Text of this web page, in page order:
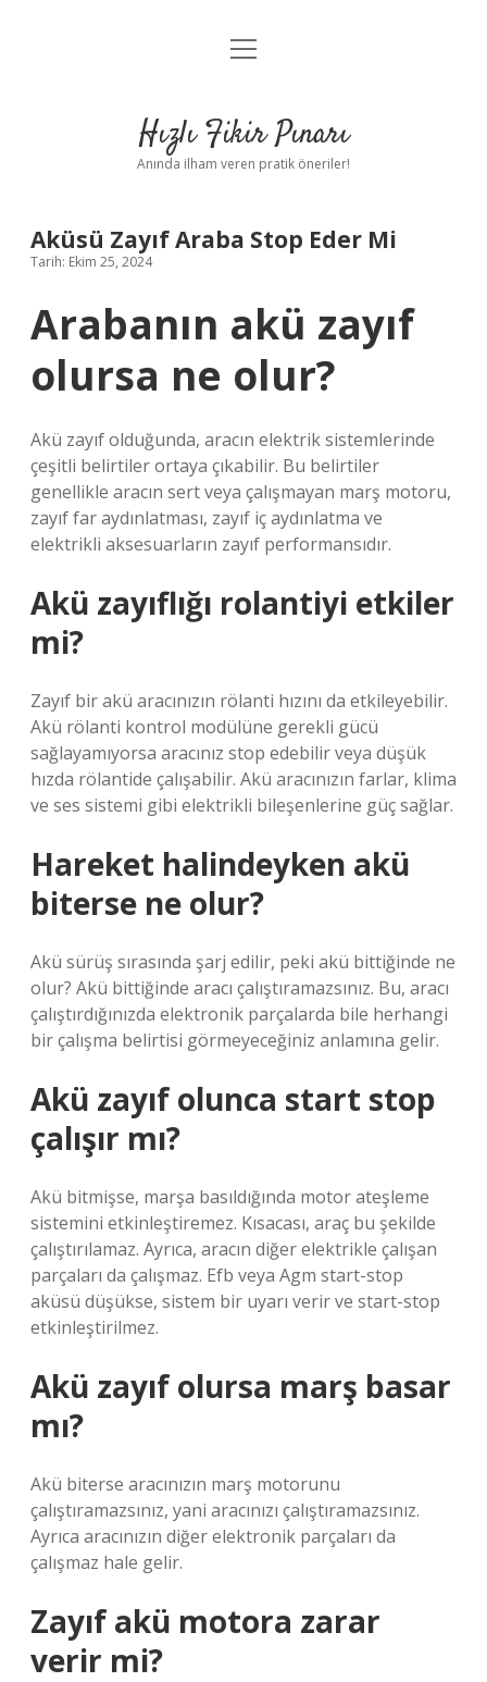
Anasayfa
Yasal Uyarı
menüyü
Hızlı Fikir Pınarı
Anında ilham veren pratik öneriler!
Aküsü Zayıf Araba Stop Eder Mi
Tarih: Ekim 25, 2024
Arabanın akü zayıf
olursa ne olur?
Akü zayıf olduğunda, aracın elektrik sistemlerinde
çeşitli belirtiler ortaya çıkabilir. Bu belirtiler
genellikle aracın sert veya çalışmayan marş motoru,
zayıf far aydınlatması, zayıf iç aydınlatma ve
elektrikli aksesuarların zayıf performansıdır.
Akü zayıflığı rolantiyi etkiler
mi?
Zayıf bir akü aracınızın rölanti hızını da etkileyebilir.
Akü rölanti kontrol modülüne gerekli gücü
sağlayamıyorsa aracınız stop edebilir veya düşük
hızda rölantide çalışabilir. Akü aracınızın farlar, klima
ve ses sistemi gibi elektrikli bileşenlerine güç sağlar.
Hareket halindeyken akü
biterse ne olur?
Akü sürüş sırasında şarj edilir, peki akü bittiğinde ne
olur? Akü bittiğinde aracı çalıştıramazsınız. Bu, aracı
çalıştırdığınızda elektronik parçalarda bile herhangi
bir çalışma belirtisi görmeyeceğiniz anlamına gelir.
Akü zayıf olunca start stop
çalışır mı?
Akü bitmişse, marşa basıldığında motor ateşleme
sistemini etkinleştiremez. Kısacası, araç bu şekilde
çalıştırılamaz. Ayrıca, aracın diğer elektrikle çalışan
parçaları da çalışmaz. Efb veya Agm start-stop
aküsü düşükse, sistem bir uyarı verir ve start-stop
etkinleştirilmez.
Akü zayıf olursa marş basar
mı?
Akü biterse aracınızın marş motorunu
çalıştıramazsınız, yani aracınızı çalıştıramazsınız.
Ayrıca aracınızın diğer elektronik parçaları da
çalışmaz hale gelir.
Zayıf akü motora zarar
verir mi?